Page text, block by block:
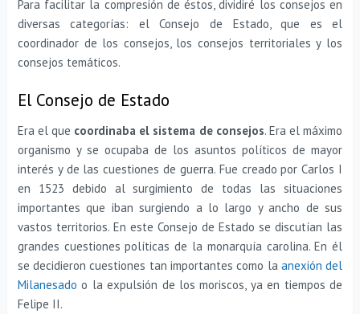
Para facilitar la compresión de éstos, dividiré los consejos en
diversas categorías: el Consejo de Estado, que es el
coordinador de los consejos, los consejos territoriales y los
consejos temáticos.
El Consejo de Estado
Era el que coordinaba el sistema de consejos. Era el máximo
organismo y se ocupaba de los asuntos políticos de mayor
interés y de las cuestiones de guerra. Fue creado por Carlos I
en 1523 debido al surgimiento de todas las situaciones
importantes que iban surgiendo a lo largo y ancho de sus
vastos territorios. En este Consejo de Estado se discutían las
grandes cuestiones políticas de la monarquía carolina. En él
se decidieron cuestiones tan importantes como la anexión del
Milanesado o la expulsión de los moriscos, ya en tiempos de
Felipe II.